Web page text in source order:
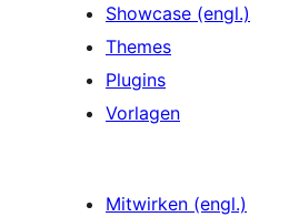
Showcase (engl.)
Themes
Plugins
Vorlagen
Mitwirken (engl.)